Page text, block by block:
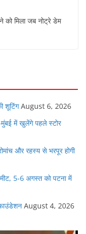
eको मिला जब नोट्रे डेम
शूटिंग August 6, 2026
मुंबई में खुलेंगे पहले स्टोर
और रहस्य से भरपूर होगी
मीट, 5-6 अगस्त को पटना में
August 4, 2026